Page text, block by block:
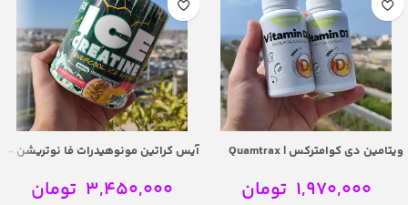
ویتامین دی کوامترکس | Quamtrax
1,970,000 تومان
آیس کراتین مونوهیدرات فا نوتریشن –
3,450,000 تومان